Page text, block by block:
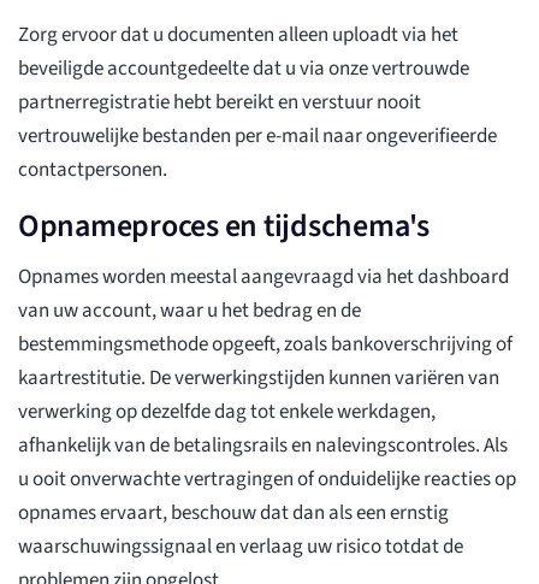
Zorg ervoor dat u documenten alleen uploadt via het
beveiligde accountgedeelte dat u via onze vertrouwde
partnerregistratie hebt bereikt en verstuur nooit
vertrouwelijke bestanden per e-mail naar ongeverifieerde
contactpersonen.
Opnameproces en tijdschema's
Opnames worden meestal aangevraagd via het dashboard
van uw account, waar u het bedrag en de
bestemmingsmethode opgeeft, zoals bankoverschrijving of
kaartrestitutie. De verwerkingstijden kunnen variëren van
verwerking op dezelfde dag tot enkele werkdagen,
afhankelijk van de betalingsrails en nalevingscontroles. Als
u ooit onverwachte vertragingen of onduidelijke reacties op
opnames ervaart, beschouw dat dan als een ernstig
waarschuwingssignaal en verlaag uw risico totdat de